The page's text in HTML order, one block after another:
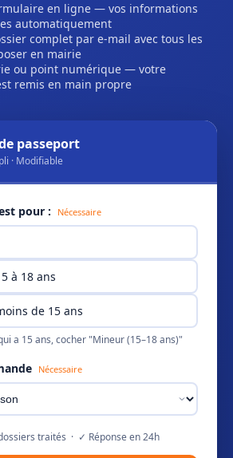
en ligne — vos informations
automatiquement
complet par e-mail avec tous les
en mairie
ou point numérique — votre
remis en main propre
passeport
· Modifiable
pour : Nécessaire
à 18 ans
de 15 ans
a 15 ans, cocher "Mineur (15–18 ans)"
Nécessaire
traités · ✓ Réponse en 24h